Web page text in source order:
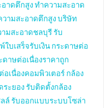
าดตึกสูงทำความสะอาด
ามสะอาดตึกสูงบริษัท
มสะอาดชลบุรี รับ
ใบเสร็จรับเงิน กระดาษต่อ
ดาษต่อเนื่องราคาถูก
อเนื่องคอมพิวเตอร์ กล้อง
ระยอง รับติดตั้งกล้อง
ล์ รับออกแบบระบบโซล่า